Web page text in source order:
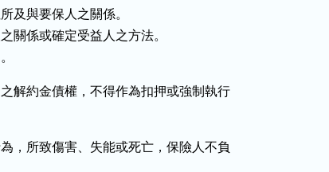
及與要保人之關係。
關係或確定受益人之方法。
解約金債權，不得作為扣押或強制執行
，所致傷害、失能或死亡，保險人不負